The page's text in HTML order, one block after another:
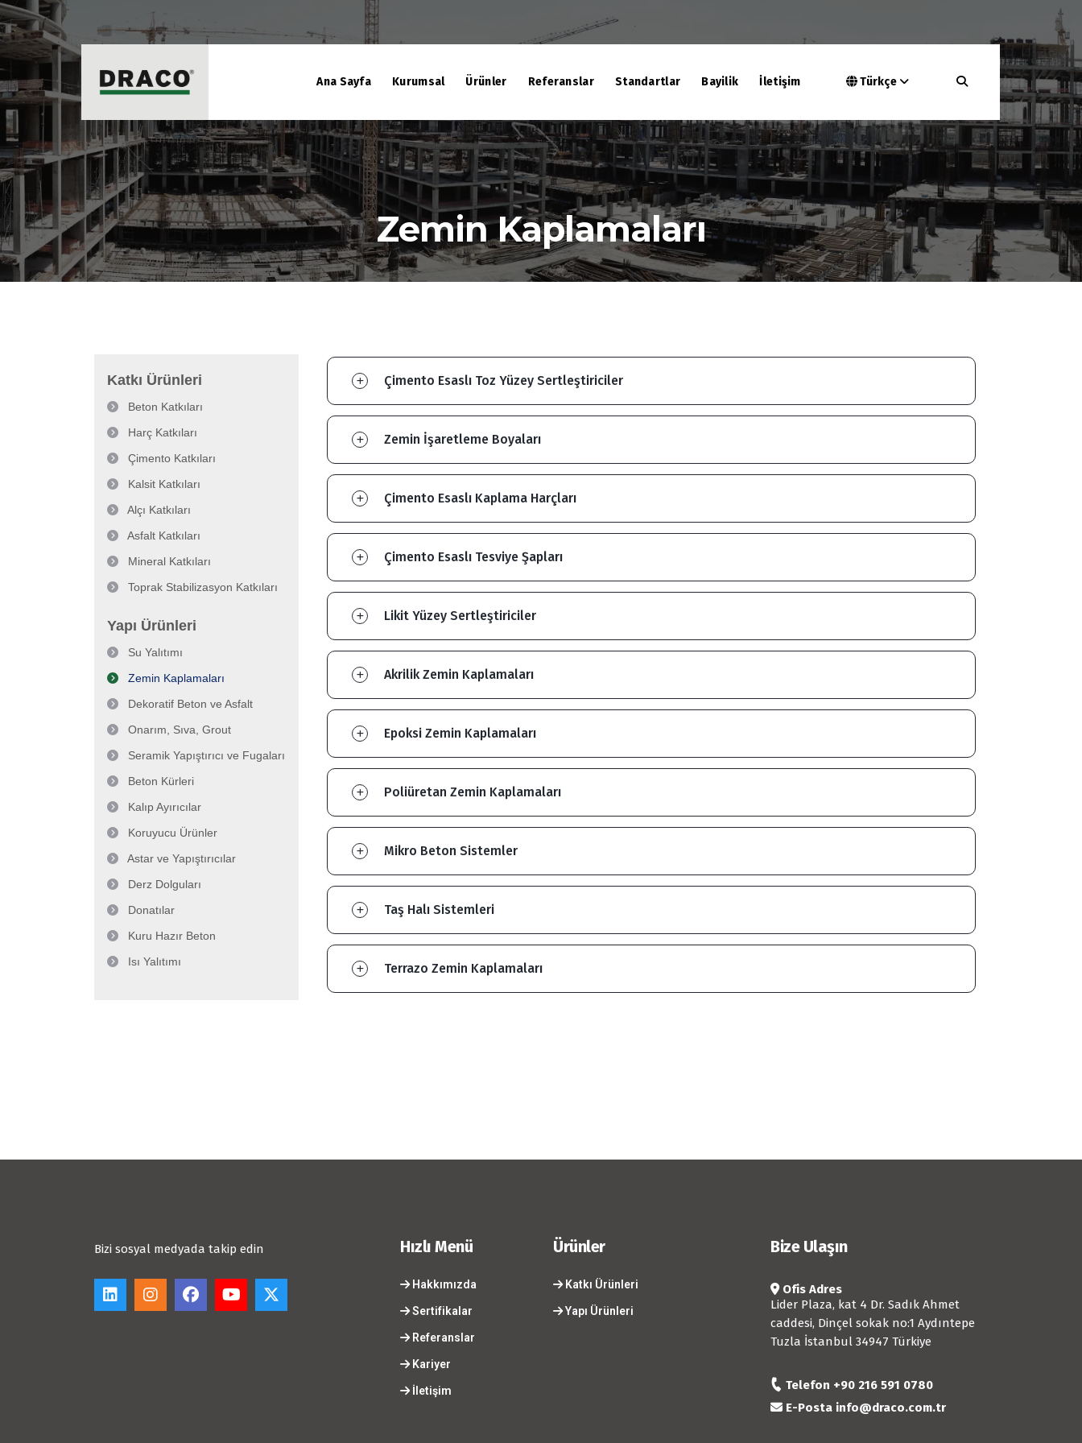
Ana Sayfa Kurumsal Ürünler Referanslar Standartlar Bayilik İletişim Türkçe
Zemin Kaplamaları
Katkı Ürünleri
Beton Katkıları
Harç Katkıları
Çimento Katkıları
Kalsit Katkıları
Alçı Katkıları
Asfalt Katkıları
Mineral Katkıları
Toprak Stabilizasyon Katkıları
Yapı Ürünleri
Su Yalıtımı
Zemin Kaplamaları
Dekoratif Beton ve Asfalt
Onarım, Sıva, Grout
Seramik Yapıştırıcı ve Fugaları
Beton Kürleri
Kalıp Ayırıcılar
Koruyucu Ürünler
Astar ve Yapıştırıcılar
Derz Dolguları
Donatılar
Kuru Hazır Beton
Isı Yalıtımı
Çimento Esaslı Toz Yüzey Sertleştiriciler
Zemin İşaretleme Boyaları
Çimento Esaslı Kaplama Harçları
Çimento Esaslı Tesviye Şapları
Likit Yüzey Sertleştiriciler
Akrilik Zemin Kaplamaları
Epoksi Zemin Kaplamaları
Poliüretan Zemin Kaplamaları
Mikro Beton Sistemler
Taş Halı Sistemleri
Terrazo Zemin Kaplamaları
Bizi sosyal medyada takip edin Hızlı Menü
Hakkımızda
Sertifikalar
Referanslar
Kariyer
İletişim
Ürünler
Katkı Ürünleri
Yapı Ürünleri
Bize Ulaşın
Ofis Adres
Lider Plaza, kat 4 Dr. Sadık Ahmet
caddesi, Dinçel sokak no:1 Aydıntepe
Tuzla İstanbul 34947 Türkiye
Telefon +90 216 591 0780
E-Posta info@draco.com.tr